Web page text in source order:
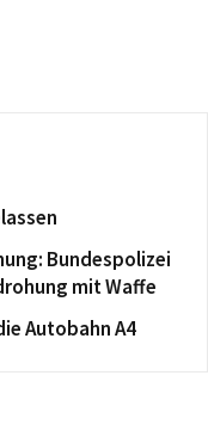
Bundespolizei
mit Waffe
Autobahn A4